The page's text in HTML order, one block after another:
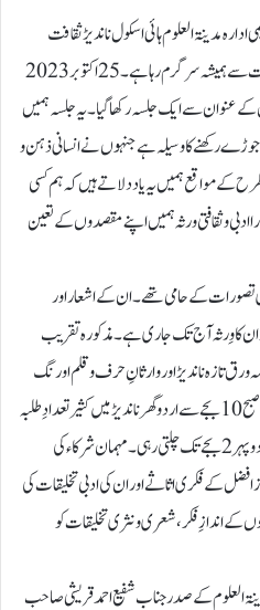
ادارہ مدینۃ العلوم ہائی اسکول ناندیڑ ثقافت
،تعلیم،ادب اور فنون لطیفہ کے مرکز کی حیثیت سے ہمیشہ سرگرم رہا ہے۔25 اکتوبر 2023
کے عنوان سے ایک جلسہ رکھا گیا ۔یہ جلسہ ہمیں
رکھنے کا وسیلہ ہے جنہوں نے انسانی ذہن و
مواقع ہمیں یہ یاد دلاتے ہیں کہ ہم کسی
و ثقافتی ورثہ ہمیں اپنے مقصدوں کے تعین
تصورات کے حامی تھے ۔ان کے اشعار اور
ان کا وِرثہ آج تک جاری ہے۔مذکورہ تقر یب
ورق تازہ ناندیڑ اور وارثانِ حرف وقلم اورنگ
آباد کے اشتراک سے منعقد ہوئی۔یہ تقریب صبح 10 بجے سے اردو گھر ناندیڑ میں کثیر تعدادِ طلبہ
و طالبات ٗ سرپرست و اساتذہ کی موجودگی میں دوپہر2بجے تک چلتی رہی۔ مہمان شرکا ء کی
افضل کے فکری اثاثے اور ان کی ادبی تخلیقات کی
کے اندازِ فکر، شعری و نثری تخلیقات کو
العلوم کے صدر جناب شفیع احمد قریشی صا حب